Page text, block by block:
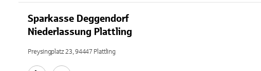
Sparkasse Deggendorf
Niederlassung Plattling
Preysingplatz 23, 94447 Plattling